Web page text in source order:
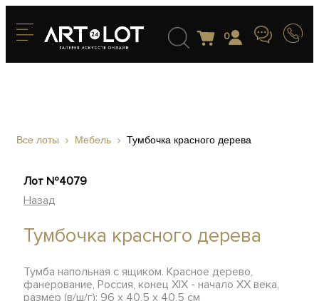
0
Все лоты Мебель Тумбочка красного дерева
Лот №4079
Назад
Тумбочка красного дерева
Тумба напольная с ящиком. Красное дерево,
фанерование, Россия, конец XIX - начало XX века,
размер (в/ш/г): 96 х 40,5 х 40,5 см